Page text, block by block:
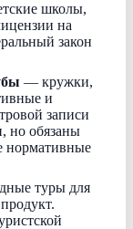
школы,
на
закон
— кружки,
и
записи
но обязаны
нормативные
туры для